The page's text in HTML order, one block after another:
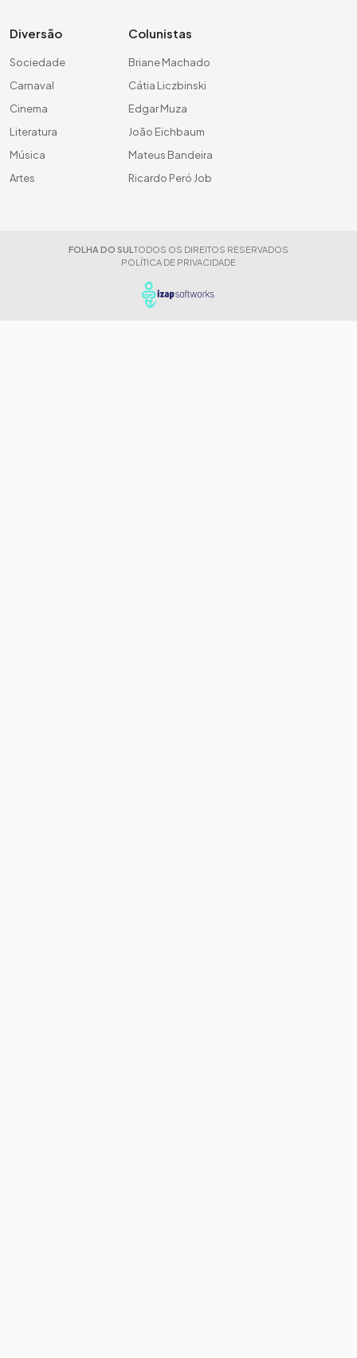
Diversão
Sociedade
Carnaval
Cinema
Literatura
Música
Artes
Colunistas
Briane Machado
Cátia Liczbinski
Edgar Muza
João Eichbaum
Mateus Bandeira
Ricardo Peró Job
FOLHA DO SUL TODOS OS DIREITOS RESERVADOS
POLÍTICA DE PRIVACIDADE